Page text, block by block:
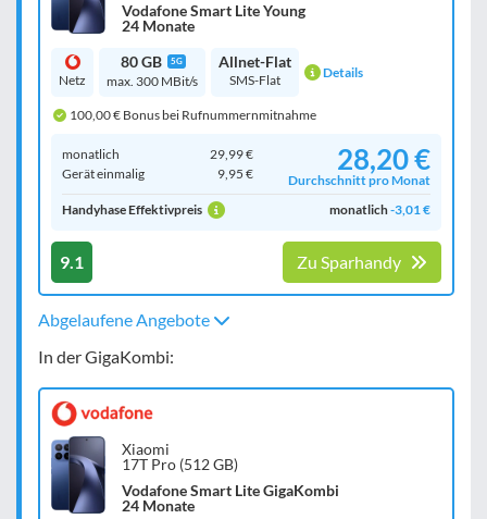
Vodafone Smart Lite Young
24 Monate
Netz
80 GB 5G
max. 300 MBit/s
Allnet-Flat
SMS-Flat Details
100,00 € Bonus bei Rufnummernmitnahme
monatlich
29,99 €
Gerät einmalig
9,95 € 28,20 €
Durchschnitt pro Monat
Handyhase Effektivpreis
monatlich-3,01 €
9.1 Zu Sparhandy
Abgelaufene Angebote
In der GigaKombi:
Xiaomi
17T Pro (512 GB)
Vodafone Smart Lite GigaKombi
24 Monate